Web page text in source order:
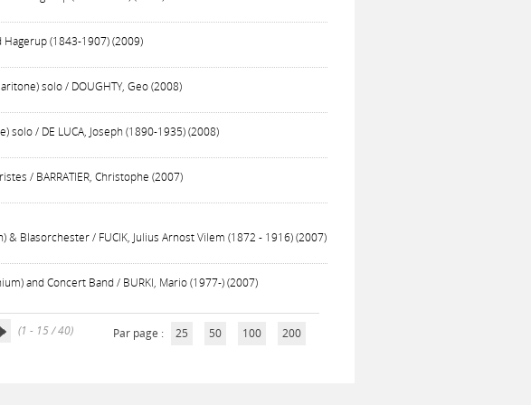
(1843-1907) (2009)
solo / DOUGHTY, Geo (2008)
solo / DE LUCA, Joseph (1890-1935) (2008)
/ BARRATIER, Christophe (2007)
Blasorchester / FUCIK, Julius Arnost Vilem (1872 - 1916) (2007)
and Concert Band / BURKI, Mario (1977-) (2007)
(1 - 15 / 40) Par page : 25 50 100 200